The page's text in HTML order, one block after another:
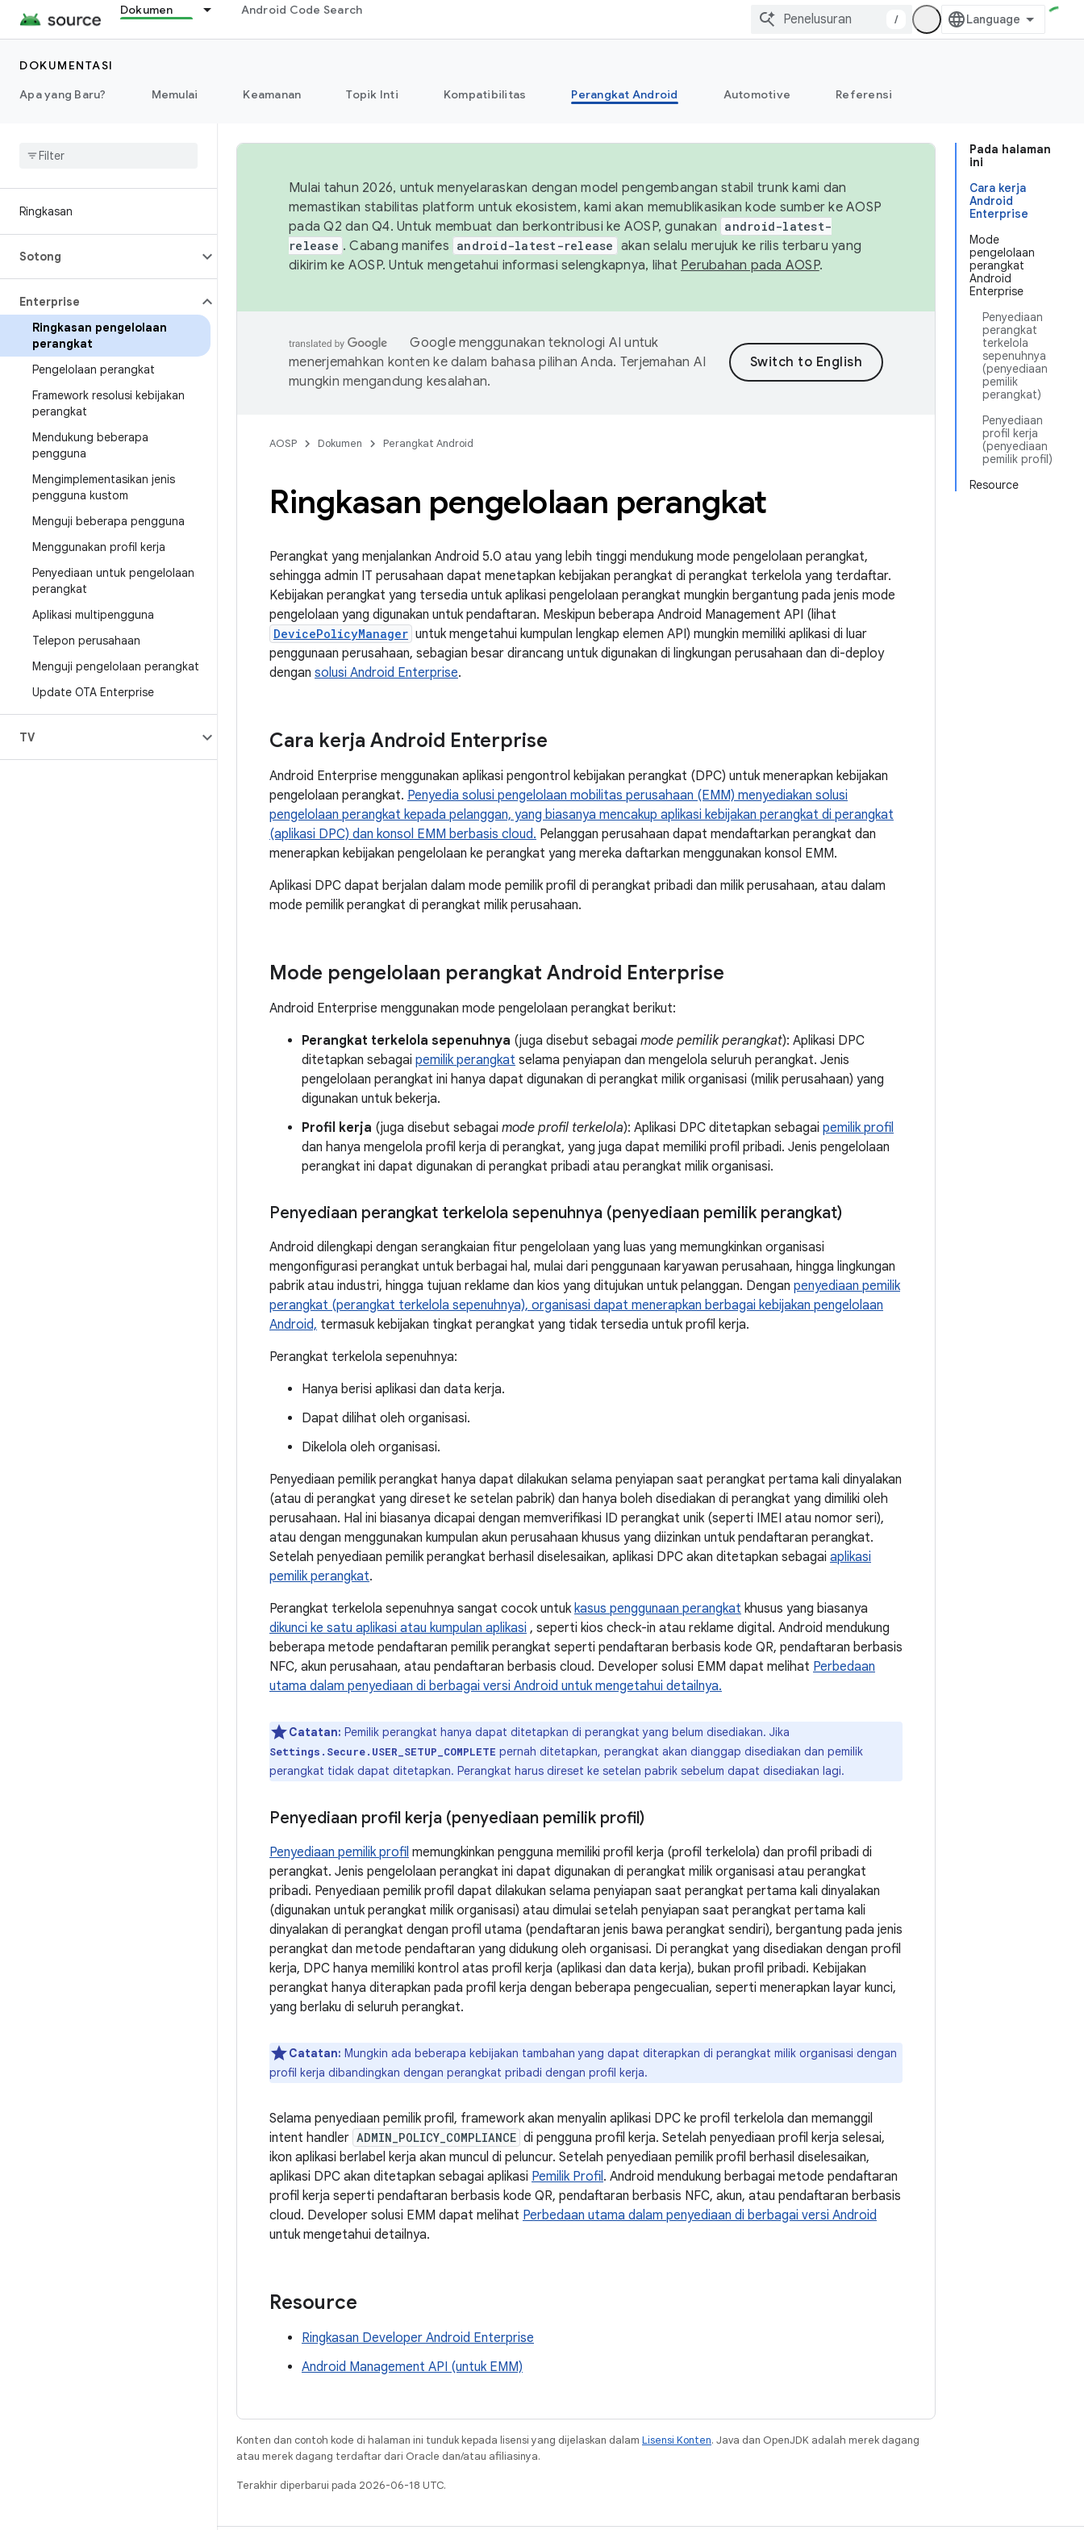
Dokumen Android Code Search
/
DOKUMENTASI
Apa yang Baru?
Memulai Keamanan Topik Inti Kompatibilitas Perangkat Android Automotive Referensi
Ringkasan
Sotong
Enterprise
Ringkasan pengelolaan
perangkat
Pengelolaan perangkat
Framework resolusi kebijakan
perangkat
Mendukung beberapa
pengguna
Mengimplementasikan jenis
pengguna kustom
Menguji beberapa pengguna
Menggunakan profil kerja
Penyediaan untuk pengelolaan
perangkat
Aplikasi multipengguna
Telepon perusahaan
Menguji pengelolaan perangkat
Update OTA Enterprise
TV
Pada halaman
ini
Cara kerja
Android
Enterprise
Mode
pengelolaan
perangkat
Android
Enterprise
Penyediaan
perangkat
terkelola
sepenuhnya
(penyediaan
pemilik
perangkat)
Penyediaan
profil kerja
(penyediaan
pemilik profil)
Resource
Mulai tahun 2026, untuk menyelaraskan dengan model pengembangan stabil trunk kami dan
memastikan stabilitas platform untuk ekosistem, kami akan memublikasikan kode sumber ke AOSP
pada Q2 dan Q4. Untuk membuat dan berkontribusi ke AOSP, gunakan android-latest-
release . Cabang manifes android-latest-release akan selalu merujuk ke rilis terbaru yang
dikirim ke AOSP. Untuk mengetahui informasi selengkapnya, lihat Perubahan pada AOSP.
Google menggunakan teknologi AI untuk
menerjemahkan konten ke dalam bahasa pilihan Anda. Terjemahan AI
mungkin mengandung kesalahan.
AOSP Dokumen Perangkat Android
Ringkasan pengelolaan perangkat
Perangkat yang menjalankan Android 5.0 atau yang lebih tinggi mendukung mode pengelolaan perangkat,
sehingga admin IT perusahaan dapat menetapkan kebijakan perangkat di perangkat terkelola yang terdaftar.
Kebijakan perangkat yang tersedia untuk aplikasi pengelolaan perangkat mungkin bergantung pada jenis mode
pengelolaan yang digunakan untuk pendaftaran. Meskipun beberapa Android Management API (lihat
DevicePolicyManager untuk mengetahui kumpulan lengkap elemen API) mungkin memiliki aplikasi di luar
penggunaan perusahaan, sebagian besar dirancang untuk digunakan di lingkungan perusahaan dan di-deploy
dengan solusi Android Enterprise.
Cara kerja Android Enterprise
Android Enterprise menggunakan aplikasi pengontrol kebijakan perangkat (DPC) untuk menerapkan kebijakan
pengelolaan perangkat. Penyedia solusi pengelolaan mobilitas perusahaan (EMM) menyediakan solusi
pengelolaan perangkat kepada pelanggan, yang biasanya mencakup aplikasi kebijakan perangkat di perangkat
(aplikasi DPC) dan konsol EMM berbasis cloud. Pelanggan perusahaan dapat mendaftarkan perangkat dan
menerapkan kebijakan pengelolaan ke perangkat yang mereka daftarkan menggunakan konsol EMM.
Aplikasi DPC dapat berjalan dalam mode pemilik profil di perangkat pribadi dan milik perusahaan, atau dalam
mode pemilik perangkat di perangkat milik perusahaan.
Mode pengelolaan perangkat Android Enterprise
Android Enterprise menggunakan mode pengelolaan perangkat berikut:
Perangkat terkelola sepenuhnya (juga disebut sebagai mode pemilik perangkat): Aplikasi DPC
ditetapkan sebagai pemilik perangkat selama penyiapan dan mengelola seluruh perangkat. Jenis
pengelolaan perangkat ini hanya dapat digunakan di perangkat milik organisasi (milik perusahaan) yang
digunakan untuk bekerja.
Profil kerja (juga disebut sebagai mode profil terkelola): Aplikasi DPC ditetapkan sebagai pemilik profil
dan hanya mengelola profil kerja di perangkat, yang juga dapat memiliki profil pribadi. Jenis pengelolaan
perangkat ini dapat digunakan di perangkat pribadi atau perangkat milik organisasi.
Penyediaan perangkat terkelola sepenuhnya (penyediaan pemilik perangkat)
Android dilengkapi dengan serangkaian fitur pengelolaan yang luas yang memungkinkan organisasi
mengonfigurasi perangkat untuk berbagai hal, mulai dari penggunaan karyawan perusahaan, hingga lingkungan
pabrik atau industri, hingga tujuan reklame dan kios yang ditujukan untuk pelanggan. Dengan penyediaan pemilik
perangkat (perangkat terkelola sepenuhnya), organisasi dapat menerapkan berbagai kebijakan pengelolaan
Android, termasuk kebijakan tingkat perangkat yang tidak tersedia untuk profil kerja.
Perangkat terkelola sepenuhnya:
Hanya berisi aplikasi dan data kerja.
Dapat dilihat oleh organisasi.
Dikelola oleh organisasi.
Penyediaan pemilik perangkat hanya dapat dilakukan selama penyiapan saat perangkat pertama kali dinyalakan
(atau di perangkat yang direset ke setelan pabrik) dan hanya boleh disediakan di perangkat yang dimiliki oleh
perusahaan. Hal ini biasanya dicapai dengan memverifikasi ID perangkat unik (seperti IMEI atau nomor seri),
atau dengan menggunakan kumpulan akun perusahaan khusus yang diizinkan untuk pendaftaran perangkat.
Setelah penyediaan pemilik perangkat berhasil diselesaikan, aplikasi DPC akan ditetapkan sebagai aplikasi
pemilik perangkat.
Perangkat terkelola sepenuhnya sangat cocok untuk kasus penggunaan perangkat khusus yang biasanya
dikunci ke satu aplikasi atau kumpulan aplikasi , seperti kios check-in atau reklame digital. Android mendukung
beberapa metode pendaftaran pemilik perangkat seperti pendaftaran berbasis kode QR, pendaftaran berbasis
NFC, akun perusahaan, atau pendaftaran berbasis cloud. Developer solusi EMM dapat melihat Perbedaan
utama dalam penyediaan di berbagai versi Android untuk mengetahui detailnya.
Catatan: Pemilik perangkat hanya dapat ditetapkan di perangkat yang belum disediakan. Jika
Settings.Secure.USER_SETUP_COMPLETE pernah ditetapkan, perangkat akan dianggap disediakan dan pemilik
perangkat tidak dapat ditetapkan. Perangkat harus direset ke setelan pabrik sebelum dapat disediakan lagi.
Penyediaan profil kerja (penyediaan pemilik profil)
Penyediaan pemilik profil memungkinkan pengguna memiliki profil kerja (profil terkelola) dan profil pribadi di
perangkat. Jenis pengelolaan perangkat ini dapat digunakan di perangkat milik organisasi atau perangkat
pribadi. Penyediaan pemilik profil dapat dilakukan selama penyiapan saat perangkat pertama kali dinyalakan
(digunakan untuk perangkat milik organisasi) atau dimulai setelah penyiapan saat perangkat pertama kali
dinyalakan di perangkat dengan profil utama (pendaftaran jenis bawa perangkat sendiri), bergantung pada jenis
perangkat dan metode pendaftaran yang didukung oleh organisasi. Di perangkat yang disediakan dengan profil
kerja, DPC hanya memiliki kontrol atas profil kerja (aplikasi dan data kerja), bukan profil pribadi. Kebijakan
perangkat hanya diterapkan pada profil kerja dengan beberapa pengecualian, seperti menerapkan layar kunci,
yang berlaku di seluruh perangkat.
Catatan: Mungkin ada beberapa kebijakan tambahan yang dapat diterapkan di perangkat milik organisasi dengan
profil kerja dibandingkan dengan perangkat pribadi dengan profil kerja.
Selama penyediaan pemilik profil, framework akan menyalin aplikasi DPC ke profil terkelola dan memanggil
intent handler ADMIN_POLICY_COMPLIANCE di pengguna profil kerja. Setelah penyediaan profil kerja selesai,
ikon aplikasi berlabel kerja akan muncul di peluncur. Setelah penyediaan pemilik profil berhasil diselesaikan,
aplikasi DPC akan ditetapkan sebagai aplikasi Pemilik Profil. Android mendukung berbagai metode pendaftaran
profil kerja seperti pendaftaran berbasis kode QR, pendaftaran berbasis NFC, akun, atau pendaftaran berbasis
cloud. Developer solusi EMM dapat melihat Perbedaan utama dalam penyediaan di berbagai versi Android
untuk mengetahui detailnya.
Resource
Ringkasan Developer Android Enterprise
Android Management API (untuk EMM)
Konten dan contoh kode di halaman ini tunduk kepada lisensi yang dijelaskan dalam Lisensi Konten. Java dan OpenJDK adalah merek dagang
atau merek dagang terdaftar dari Oracle dan/atau afiliasinya.
Terakhir diperbarui pada 2026-06-18 UTC.